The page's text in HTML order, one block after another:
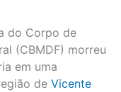
do Corpo de
(CBMDF) morreu
em uma
de Vicente